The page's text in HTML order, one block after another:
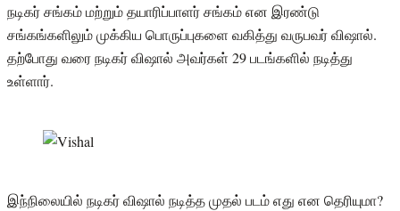
நடிகர் சங்கம் மற்றும் தயாரிப்பாளர் சங்கம் என இரண்டு
சங்கங்களிலும் முக்கிய பொருப்புகளை வகித்து வருபவர் விஷால்.
தற்போது வரை நடிகர் விஷால் அவர்கள் 29 படங்களில் நடித்து
உள்ளார்.
இந்நிலையில் நடிகர் விஷால் நடித்த முதல் படம் எது என தெரியுமா?